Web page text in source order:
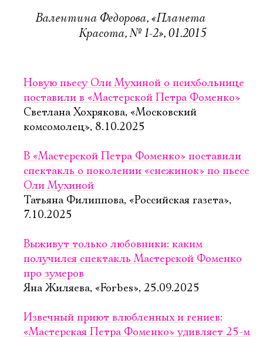
Валентина Федорова, «Планета
Красота, № 1-2», 01.2015
Новую пьесу Оли Мухиной о психбольнице
поставили в «Мастерской Петра Фоменко»
Светлана Хохрякова, «Московский
комсомолец», 8.10.2025
В «Мастерской Петра Фоменко» поставили
спектакль о поколении «снежинок» по пьесе
Оли Мухиной
Татьяна Филиппова, «Российская газета»,
7.10.2025
Выживут только любовники: каким
получился спектакль Мастерской Фоменко
про зумеров
Яна Жиляева, «Forbes», 25.09.2025
Извечный приют влюбленных и гениев:
«Мастерская Петра Фоменко» удивляет 25-м